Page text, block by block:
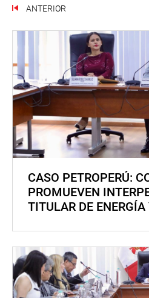
ANTERIOR
CASO PETROPERÚ:
PROMUEVEN
TITULAR DE